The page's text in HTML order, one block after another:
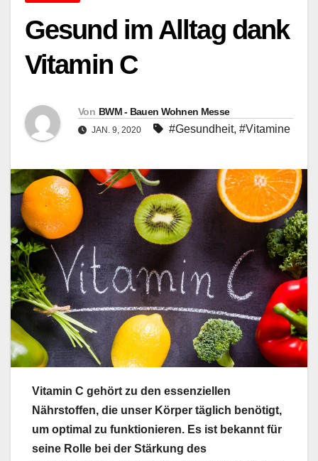
Gesund im Alltag dank
Vitamin C
Von BWM - Bauen Wohnen Messe
JAN. 9, 2020 #Gesundheit, #Vitamine
Vitamin C gehört zu den essenziellen
Nährstoffen, die unser Körper täglich benötigt,
um optimal zu funktionieren. Es ist bekannt für
seine Rolle bei der Stärkung des